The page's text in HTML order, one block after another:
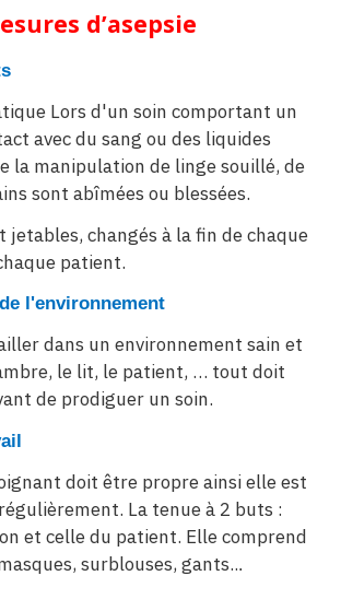
d’asepsie
Lors d'un soin comportant un
avec du sang ou des liquides
la manipulation de linge souillé, de
sont abîmées ou blessées.
jetables, changés à la fin de chaque
patient.
l'environnement
dans un environnement sain et
le lit, le patient, … tout doit
de prodiguer un soin.
doit être propre ainsi elle est
La tenue à 2 buts :
et celle du patient. Elle comprend
surblouses, gants...